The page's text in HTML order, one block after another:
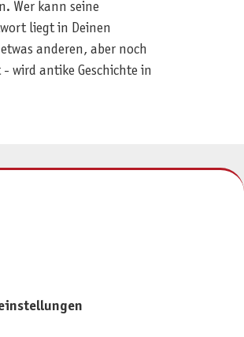
Wer kann seine
liegt in Deinen
anderen, aber noch
wird antike Geschichte in